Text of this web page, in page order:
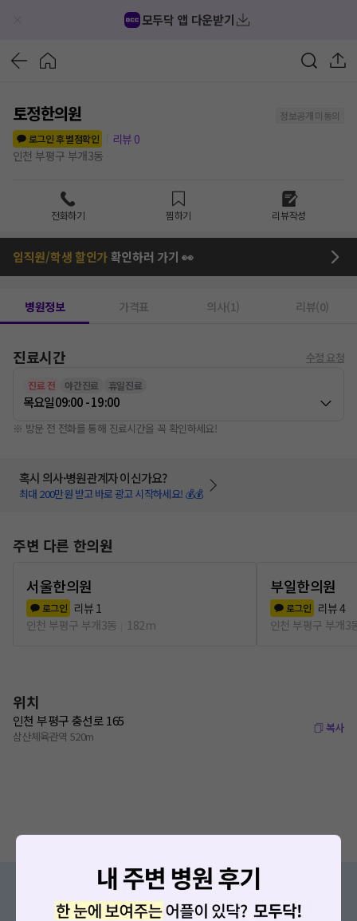
모두닥 앱 다운받기
토정한의원
정보공개 미동의
로그인 후 별점확인
리뷰 0
인천 부평구 부개3동
전화하기 찜하기 리뷰작성
임직원/학생 할인가확인하러 가기 👀
병원정보 가격표 의사(1) 리뷰(0)
진료시간 수정 요청
진료 전 야간진료 휴일진료
목요일09:00 - 19:00
※ 방문 전 전화를 통해 진료시간을 꼭 확인하세요!
혹시 의사·병원관계자 이신가요?
최대 200만원 받고 바로 광고 시작하세요! 💰💰
주변 다른 한의원
서울한의원
로그인 리뷰 1
인천 부평구 부개3동
182m
부일한의원
로그인 리뷰4
인천 부평구 부개3
위치
인천 부평구 충선로 165
삼산체육관역 520m
복사
증상/치료, 궁금한 점이 있나요?
의사가 직접 답해드려요!